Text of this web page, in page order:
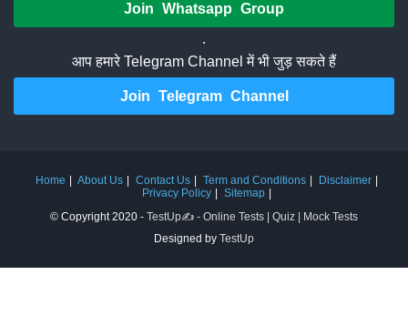
Join Whatsapp Group
.
आप हमारे Telegram Channel में भी जुड़ सकते हैं
Join Telegram Channel
Home About Us Contact Us Term and Conditions
Disclaimer
Privacy Policy
Sitemap
© Copyright 2020 - TestUp✍️ - Online Tests | Quiz | Mock Tests
Designed by TestUp